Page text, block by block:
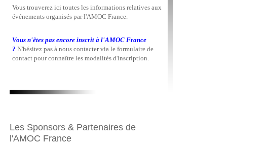
Vous trouverez ici toutes les informations relatives aux
événements organisés par l'AMOC France.
Vous n'êtes pas encore inscrit à l'AMOC France
? N'hésitez pas à nous contacter via le formulaire de
contact pour connaître les modalités d'inscription.
Les Sponsors & Partenaires de
l'AMOC France